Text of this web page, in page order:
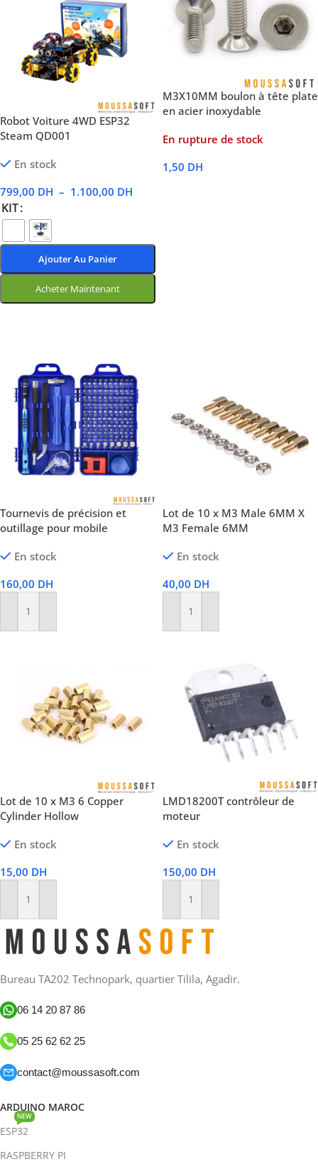
Robot Voiture 4WD ESP32
Steam QD001
En stock
799,00 DH – 1.100,00 DH
KIT
Ajouter Au Panier
Acheter Maintenant
M3X10MM boulon à tête plate
en acier inoxydable
En rupture de stock
1,50 DH
Tournevis de précision et
outillage pour mobile
En stock
160,00 DH
Ajouter Au Panier
Lot de 10 x M3 Male 6MM X
M3 Female 6MM
En stock
40,00 DH
Ajouter Au Panier
Lot de 10 x M3 6 Copper
Cylinder Hollow
En stock
15,00 DH
Ajouter Au Panier
LMD18200T contrôleur de
moteur
En stock
150,00 DH
Ajouter Au Panier
Bureau TA202 Technopark, quartier Tilila, Agadir.
06 14 20 87 86
05 25 62 62 25
contact@moussasoft.com
ARDUINO MAROC
ESP32
NEW
RASPBERRY PI